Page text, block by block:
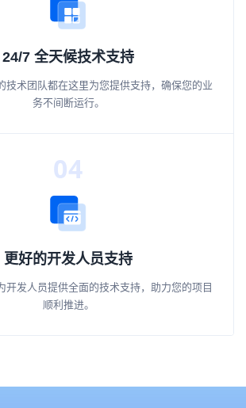
24/7 全天候技术支持
技术团队都在这里为您提供支持，确保您的业
务不间断运行。
04
更好的开发人员支持
开发人员提供全面的技术支持，助力您的项目
顺利推进。